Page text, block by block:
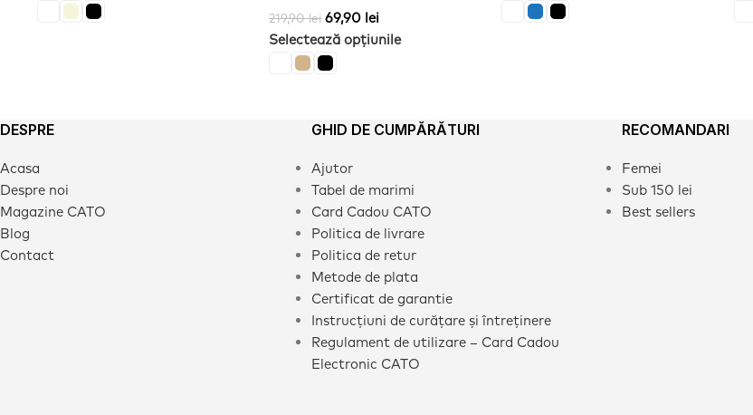
219,90lei 69,90 lei
Selectează opțiunile
DESPRE
Acasa
Despre noi
Magazine CATO
Blog
Contact
GHID DE CUMPĂRĂTURI
Ajutor
Tabel de marimi
Card Cadou CATO
Politica de livrare
Politica de retur
Metode de plata
Certificat de garantie
Instrucțiuni de curățare și întreținere
Regulament de utilizare – Card Cadou
Electronic CATO
RECOMANDARI
Femei
Sub 150 lei
Best sellers